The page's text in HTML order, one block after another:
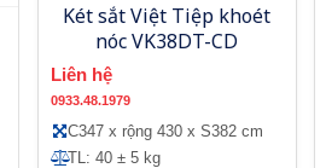
Két sắt Việt Tiệp khoét
nóc VK38DT-CD
Liên hệ
0933.48.1979
C347 x rộng 430 x S382 cm
TL: 40 ± 5 kg